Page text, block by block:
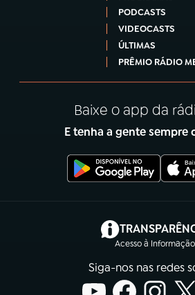
PODCASTS
VIDEOCASTS
ÚLTIMAS
PRÊMIO RÁDIO
Baixe o app da
E tenha a gente sempre
Acesso à Informação
(abre
Siga-nos nas redes